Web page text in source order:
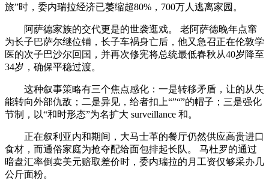
旅”时，委内瑞拉经济已萎缩超80%，700万人逃离家园。
阿萨德家族的交代更是的世袭逛戏。 老阿萨德晚年点窜
为长子巴萨尔继位铺，长子车祸身亡后，他又急召正在伦敦学
医的次子巴沙尔回国，并再次修宪将总统最低春秋从40岁降至
34岁，确保平稳过渡。
这种叙事策略有三个焦点感化：一是转移矛盾，让的从失
能转向外部仇敌；二是异见，给者扣上“”“”的帽子；三是强化
节制，以“和时形态”为名扩大 surveillance 和。
正在叙利亚内和期间，大马士革的餐厅仍然供应高贵进口
食材，而通俗家庭为抢夺配给面包排起长队。 马杜罗的通过
暗盘汇率倒卖美元赔取差价时，委内瑞拉的月工资仅够采办几
公斤面粉。